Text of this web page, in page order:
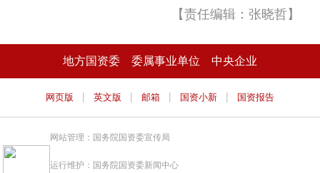
【责任编辑：张晓哲】
地方国资委 委属事业单位 中央企业
网页版 | 英文版 | 邮箱 | 国资小新 | 国资报告
网站管理：国务院国资委宣传局
运行维护：国务院国资委新闻中心